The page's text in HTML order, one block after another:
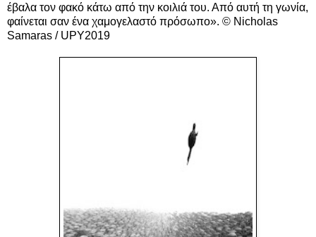
έβαλα τον φακό κάτω από την κοιλιά του. Από αυτή τη γωνία,
φαίνεται σαν ένα χαμογελαστό πρόσωπο». © Nicholas
Samaras / UPY2019